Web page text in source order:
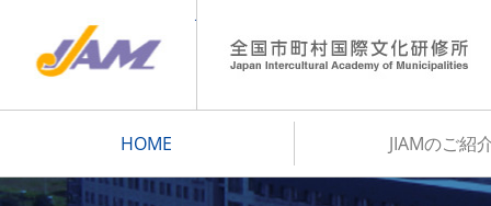
HOME JIAMのご紹